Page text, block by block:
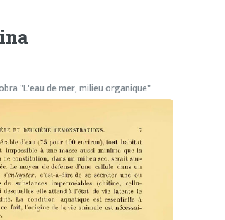
"L'eau de mer, milieu organique"